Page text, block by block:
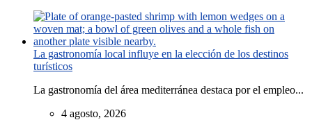
La gastronomía local influye en la elección de los destinos
turísticos
La gastronomía del área mediterránea destaca por el empleo...
4 agosto, 2026